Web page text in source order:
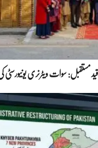
سوات ویٹرنری یونیورسٹی